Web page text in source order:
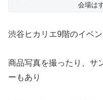
会場は
渋谷ヒカリエ9階のイベ
商品写真を撮ったり、サ
ーもあり